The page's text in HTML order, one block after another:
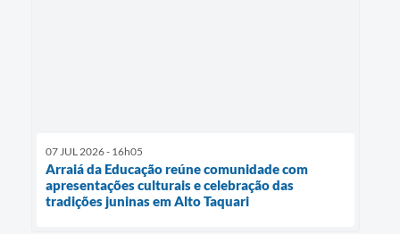
07 JUL 2026 - 16h05
Arraiá da Educação reúne comunidade com
apresentações culturais e celebração das
tradições juninas em Alto Taquari